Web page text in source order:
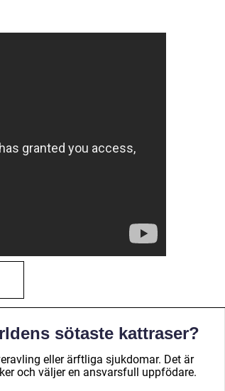
sötaste kattraser?
eller ärftliga sjukdomar. Det är
och väljer en ansvarsfull uppfödare.